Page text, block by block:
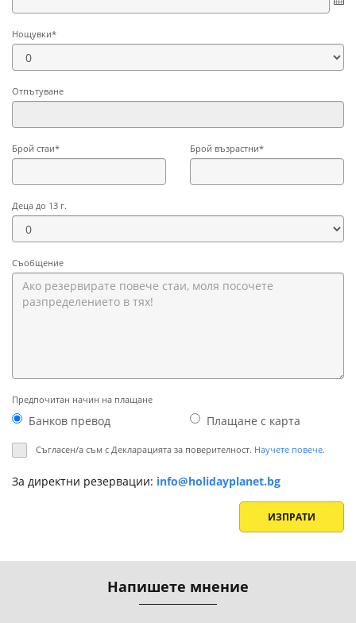
Нощувки*
Отпътуване
Брой стаи* Брой възрастни*
Деца до 13 г.
Съобщение
Предпочитан начин на плащане
Банков превод Плащане с картa
Съгласен/а съм с Декларацията за поверителност. Научете повече.
За директни резервации: info@holidayplanet.bg
ИЗПРАТИ
Напишете мнение